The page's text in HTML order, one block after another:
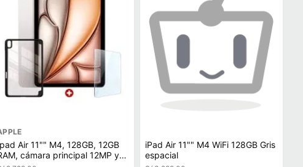
Air 11"" M4, 128GB, 12GB
cámara principal 12MP y
iPad Air 11"" M4 WiFi 128GB Gris
espacial